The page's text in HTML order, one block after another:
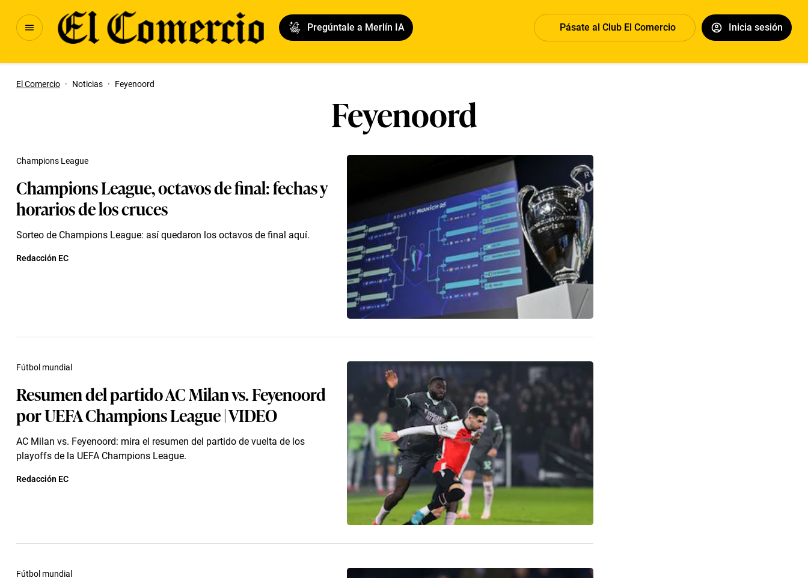
Pregúntale a Merlín IA Pásate al Club El Comercio Inicia sesión
El Comercio · Noticias · Feyenoord
Feyenoord
Champions League, octavos de final: fechas y
horarios de los cruces
Sorteo de Champions League: así quedaron los octavos de final aquí.
Champions League
Redacción EC
Resumen del partido AC Milan vs. Feyenoord
por UEFA Champions League | VIDEO
AC Milan vs. Feyenoord: mira el resumen del partido de vuelta de los
playoffs de la UEFA Champions League.
Fútbol mundial
Redacción EC
Fútbol mundial